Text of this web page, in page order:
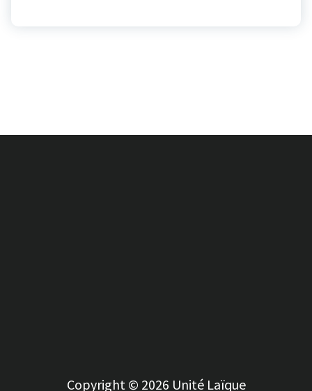
Copyright © 2026 Unité Laïque